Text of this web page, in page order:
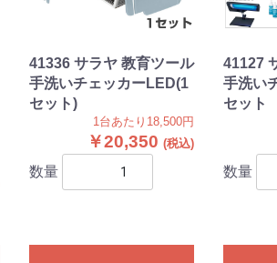
41336 サラヤ 教育ツール
手洗いチェッカーLED(1
セット)
1台あたり18,500円
￥20,350
数量
41127
手洗い
セット
数量